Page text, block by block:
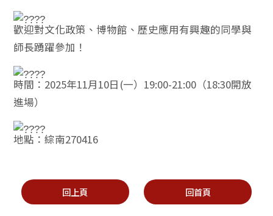
歡迎對文化政策、博物館、歷史應用有興趣的同學與
師長踴躍參加！
時間：2025年11月10日(一）19:00-21:00（18:30開放
進場）
地點：綜南270416
回上頁 回首頁